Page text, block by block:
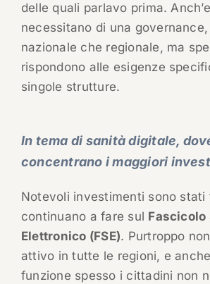
delle quali parlavo prima.
necessitano di una
nazionale che regionale, ma
rispondono alle esigenze
singole strutture.
In tema di sanità digitale,
concentrano i maggiori
Notevoli investimenti sono stati
continuano a fare sul Fascicolo
Elettronico (FSE). Purtroppo
attivo in tutte le regioni, e
funzione spesso i cittadini non